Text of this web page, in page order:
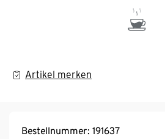
Artikel merken
Bestellnummer: 191637